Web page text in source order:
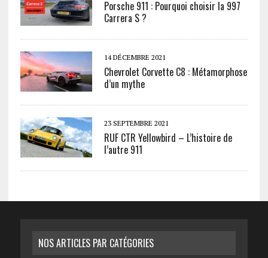
Porsche 911 : Pourquoi choisir la 997
Carrera S ?
14 DÉCEMBRE 2021
Chevrolet Corvette C8 : Métamorphose
d’un mythe
23 SEPTEMBRE 2021
RUF CTR Yellowbird – L’histoire de
l’autre 911
NOS ARTICLES PAR CATÉGORIES